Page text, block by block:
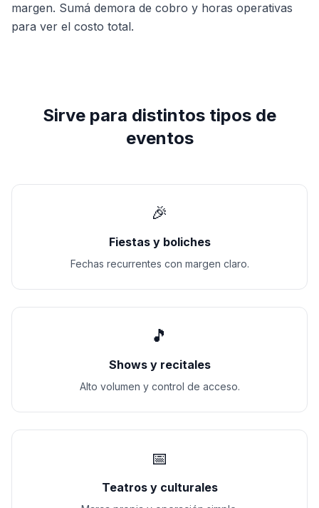
margen. Sumá demora de cobro y horas operativas
para ver el costo total.
Sirve para distintos tipos de
eventos
🎉
Fiestas y boliches
Fechas recurrentes con margen claro.
🎵
Shows y recitales
Alto volumen y control de acceso.
📅
Teatros y culturales